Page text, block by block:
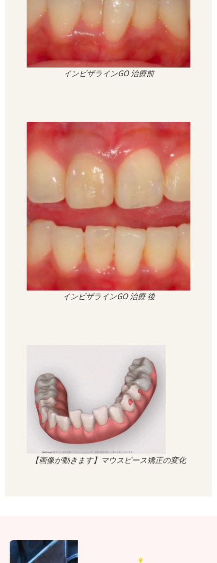
インビザラインGO 治療前
インビザラインGO 治療 後
【画像が動きます】マウスピース矯正の変化